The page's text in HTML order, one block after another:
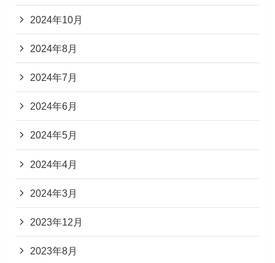
2024年10月
2024年8月
2024年7月
2024年6月
2024年5月
2024年4月
2024年3月
2023年12月
2023年8月